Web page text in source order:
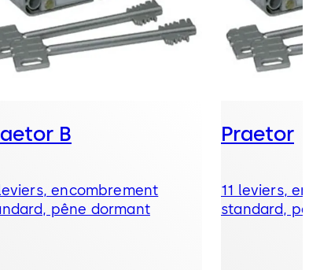
B
encombrement
pêne dormant
Praetor
11 leviers,
standard,